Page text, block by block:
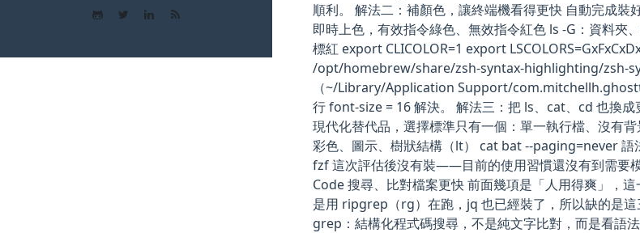
順利。 解法二：補顏色，讓終端機看得更快 自動完成
即時上色，有效指令綠色、無效指令紅色 ls -G：資料
標紅 export CLICOLOR=1 export
/opt/homebrew/share/zsh-syntax-highlighting/zsh-
（~/Library/Application Support/
行 font-size = 16 解決。 解法三：把 ls、cat、cd 也換
現代化替代品，選擇標準只有一個：單一執行檔、沒有
彩色、圖示、樹狀結構（lt） cat bat --paging=never
fzf 這次評估後沒有裝——目前的使用習慣還沒有到需要
Code 搜尋、比對檔案更快 前面幾項是「人用得爽」，
是用 ripgrep（rg）在跑，jq 也已經裝了，所以缺的是
grep：結構化程式碼搜尋，不是純文字比對，而是看語